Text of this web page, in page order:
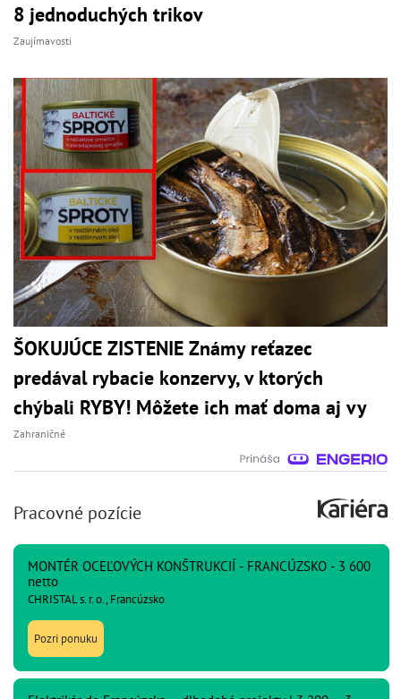
8 jednoduchých trikov
Zaujímavosti
ŠOKUJÚCE ZISTENIE Známy reťazec
predával rybacie konzervy, v ktorých
chýbali RYBY! Môžete ich mať doma aj vy
Zahraničné
Pracovné pozície
MONTÉR OCEĽOVÝCH KONŠTRUKCIÍ - FRANCÚZSKO - 3 600
netto
CHRISTAL s. r. o., Francúzsko
Pozri ponuku